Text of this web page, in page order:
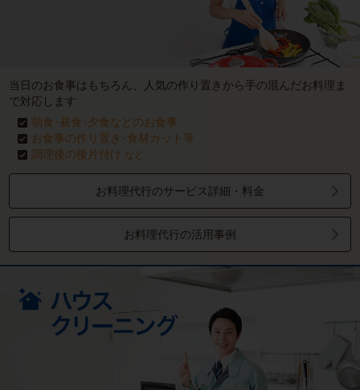
当日のお食事はもちろん、人気の作り置きから手の混んだお料理ま
で対応します
朝食･昼食･夕食などのお食事
お食事の作り置き･食材カット等
調理後の後片付け など
お料理代行のサービス詳細・料金
お料理代行の活用事例